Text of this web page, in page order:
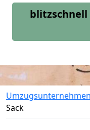
blitzschnell
Sack